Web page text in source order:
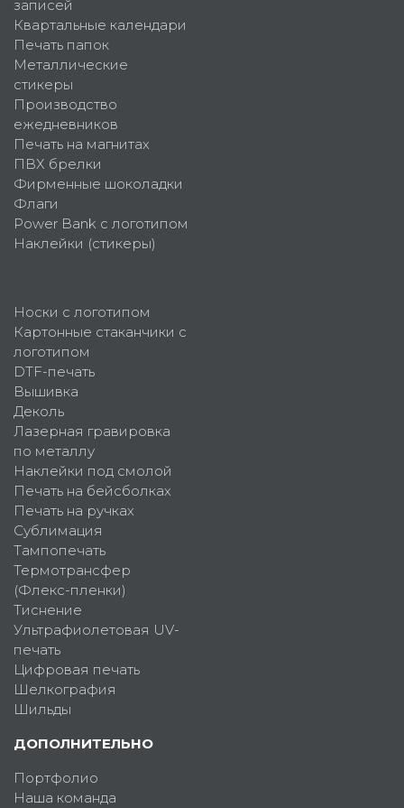
записей
Квартальные календари
Печать папок
Металлические
стикеры
Производство
ежедневников
Печать на магнитах
ПВХ брелки
Фирменные шоколадки
Флаги
Power Bank с логотипом
Наклейки (стикеры)
Носки с логотипом
Картонные стаканчики с
логотипом
DTF-печать
Вышивка
Деколь
Лазерная гравировка
по металлу
Наклейки под смолой
Печать на бейсболках
Печать на ручках
Сублимация
Тампопечать
Термотрансфер
(Флекс-пленки)
Тиснение
Ультрафиолетовая UV-
печать
Цифровая печать
Шелкография
Шильды
ДОПОЛНИТЕЛЬНО
Портфолио
Наша команда